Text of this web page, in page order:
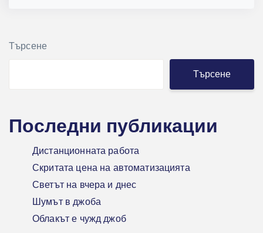
Търсене
Търсене
Последни публикации
Дистанционната работа
Скритата цена на автоматизацията
Светът на вчера и днес
Шумът в джоба
Облакът е чужд джоб